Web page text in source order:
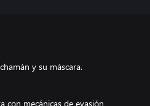
y su máscara.
con mecánicas de evasión